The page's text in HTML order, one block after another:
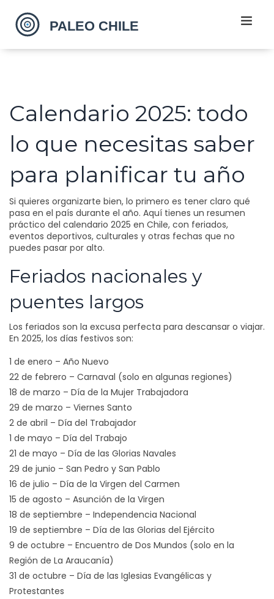
Calendario 2025: todo
lo que necesitas saber
para planificar tu año
Si quieres organizarte bien, lo primero es tener claro qué
pasa en el país durante el año. Aquí tienes un resumen
práctico del calendario 2025 en Chile, con feriados,
eventos deportivos, culturales y otras fechas que no
puedes pasar por alto.
Feriados nacionales y
puentes largos
Los feriados son la excusa perfecta para descansar o viajar.
En 2025, los días festivos son:
1 de enero – Año Nuevo
22 de febrero – Carnaval (solo en algunas regiones)
18 de marzo – Día de la Mujer Trabajadora
29 de marzo – Viernes Santo
2 de abril – Día del Trabajador
1 de mayo – Día del Trabajo
21 de mayo – Día de las Glorias Navales
29 de junio – San Pedro y San Pablo
16 de julio – Día de la Virgen del Carmen
15 de agosto – Asunción de la Virgen
18 de septiembre – Independencia Nacional
19 de septiembre – Día de las Glorias del Ejército
9 de octubre – Encuentro de Dos Mundos (solo en la
Región de La Araucanía)
31 de octubre – Día de las Iglesias Evangélicas y
Protestantes